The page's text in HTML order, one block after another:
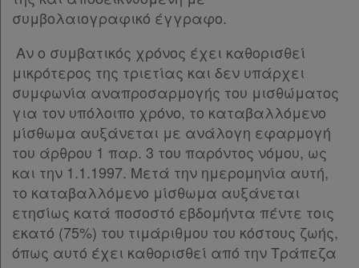
Εταιρεία
Επικοινωνία
Όροι
χρήσης
Πολιτική
απορρήτου
και
cookies
Παρ.6
Άρθρο 9 [-]
Παρ.1
Παρ.2
Άρθρο 10 [-]
Παρ.1
Παρ.2
Υπογραφές
συμβολαιογραφικό έγγραφο.
Αν ο συμβατικός χρόνος έχει καθορισθεί
μικρότερος της τριετίας και δεν υπάρχει
συμφωνία αναπροσαρμογής του μισθώματος
για τον υπόλοιπο χρόνο, το καταβαλλόμενο
μίσθωμα αυξάνεται με ανάλογη εφαρμογή
του άρθρου 1 παρ. 3 του παρόντος νόμου, ως
και την 1.1.1997. Μετά την ημερομηνία αυτή,
το καταβαλλόμενο μίσθωμα αυξάνεται
ετησίως κατά ποσοστό εβδομήντα πέντε τοις
εκατό (75%) του τιμάριθμου του κόστους ζωής,
όπως αυτό έχει καθορισθεί από την Τράπεζα